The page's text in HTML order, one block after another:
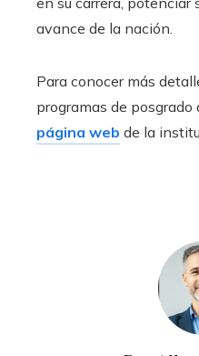
avance de la nación.
Para conocer más
programas de
página web de la